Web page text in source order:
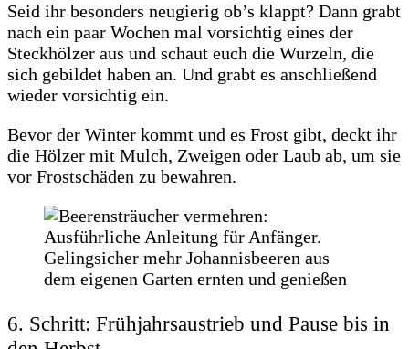
Seid ihr besonders neugierig ob’s klappt? Dann grabt
nach ein paar Wochen mal vorsichtig eines der
Steckhölzer aus und schaut euch die Wurzeln, die
sich gebildet haben an. Und grabt es anschließend
wieder vorsichtig ein.
Bevor der Winter kommt und es Frost gibt, deckt ihr
die Hölzer mit Mulch, Zweigen oder Laub ab, um sie
vor Frostschäden zu bewahren.
6. Schritt: Frühjahrsaustrieb und Pause bis in